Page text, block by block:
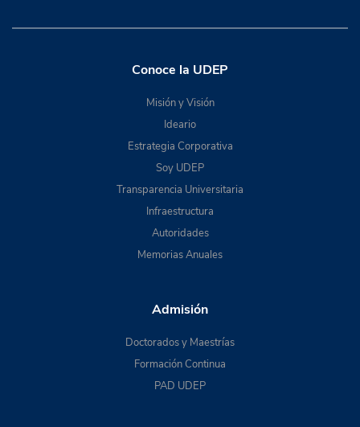
Conoce la UDEP
Misión y Visión
Ideario
Estrategia Corporativa
Soy UDEP
Transparencia Universitaria
Infraestructura
Autoridades
Memorias Anuales
Admisión
Doctorados y Maestrías
Formación Continua
PAD UDEP